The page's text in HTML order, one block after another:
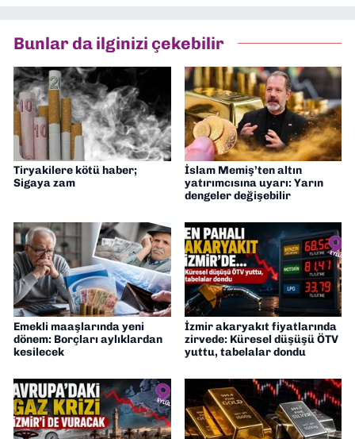
Bunlar da ilginizi çekebilir
Tiryakilere kötü haber;
Sigaya zam
İslam Memiş’ten altın
yatırımcısına uyarı: Yarın
dengeler değişebilir
Emekli maaşlarında yeni
dönem: Borçları aylıklardan
kesilecek
İzmir akaryakıt fiyatlarında
zirvede: Küresel düşüşü ÖTV
yuttu, tabelalar dondu